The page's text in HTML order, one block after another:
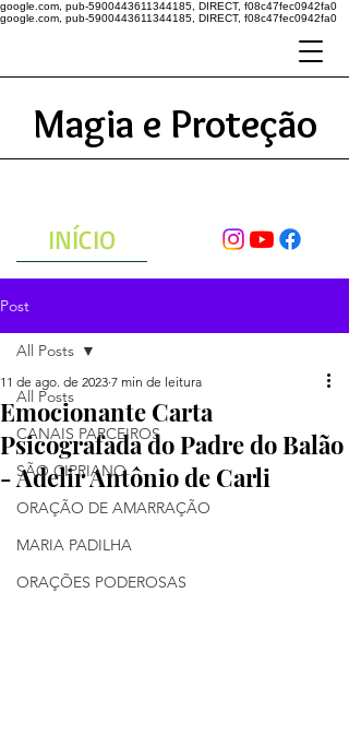
google.com, pub-5900443611344185, DIRECT, f08c47fec0942fa0
google.com, pub-5900443611344185, DIRECT, f08c47fec0942fa0
Magia e Proteção
INÍCIO
Post
All Posts
CANAIS PARCEIROS
SÃO CIPRIANO
ORAÇÃO DE AMARRAÇÃO
MARIA PADILHA
ORAÇÕES PODEROSAS
All Posts
Emocionante Carta
Psicografada do Padre do Balão
- Adelir Antônio de Carli
11 de ago. de 2023 7 min de leitura